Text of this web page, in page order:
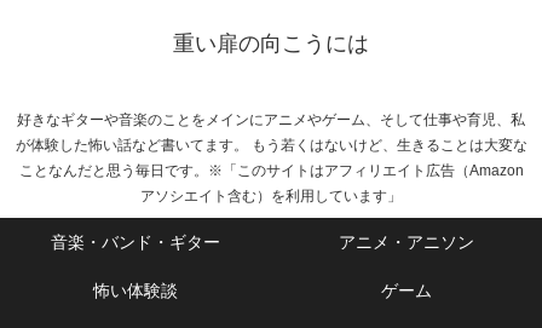
重い扉の向こうには
好きなギターや音楽のことをメインにアニメやゲーム、そして仕事や育児、私
が体験した怖い話など書いてます。 もう若くはないけど、生きることは大変な
ことなんだと思う毎日です。※「このサイトはアフィリエイト広告（Amazon
アソシエイト含む）を利用しています」
音楽・バンド・ギター アニメ・アニソン
怖い体験談 ゲーム